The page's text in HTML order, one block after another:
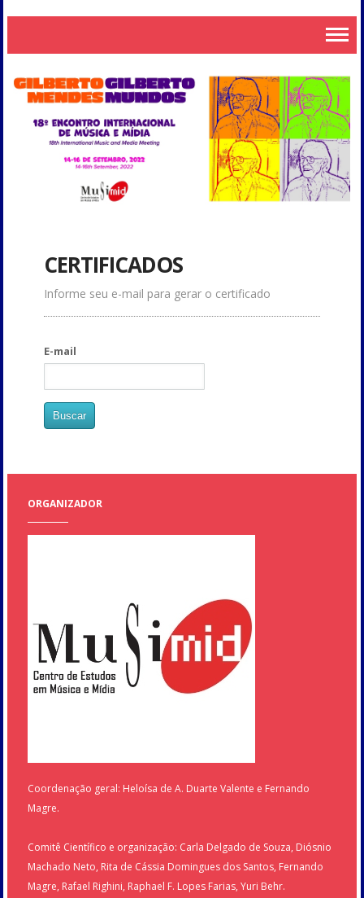
CERTIFICADOS
Informe seu e-mail para gerar o certificado
E-mail
ORGANIZADOR
Coordenação geral: Heloísa de A. Duarte Valente e Fernando
Magre.
Comitê Científico e organização: Carla Delgado de Souza, Diósnio
Machado Neto, Rita de Cássia Domingues dos Santos, Fernando
Magre, Rafael Righini, Raphael F. Lopes Farias, Yuri Behr.